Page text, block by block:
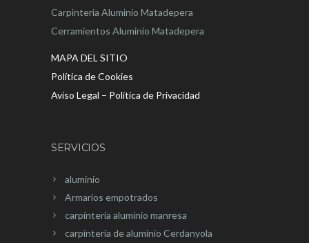
Carpinteria Aluminio Matadepera
Cerramientos Aluminio Matadepera
MAPA DEL SITIO
Política de Cookies
Aviso Legal – Política de Privacidad
SERVICIOS
aluminio
Armarios empotrados
carpínteria aluminio manresa
carpintería de aluminio Cerdanyola